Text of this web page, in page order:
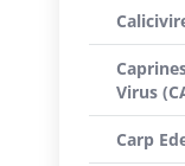
Virus
Carp